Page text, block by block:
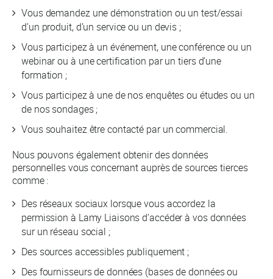
Vous demandez une démonstration ou un test/essai
d’un produit, d’un service ou un devis ;
Vous participez à un événement, une conférence ou un
webinar ou à une certification par un tiers d’une
formation ;
Vous participez à une de nos enquêtes ou études ou un
de nos sondages ;
Vous souhaitez être contacté par un commercial.
Nous pouvons également obtenir des données
personnelles vous concernant auprès de sources tierces
comme :
Des réseaux sociaux lorsque vous accordez la
permission à Lamy Liaisons d’accéder à vos données
sur un réseau social ;
Des sources accessibles publiquement ;
Des fournisseurs de données (bases de données ou